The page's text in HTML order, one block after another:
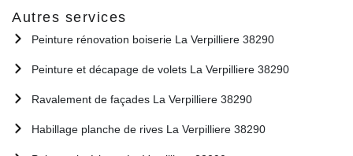
Autres services
Peinture rénovation boiserie La Verpilliere 38290
Peinture et décapage de volets La Verpilliere 38290
Ravalement de façades La Verpilliere 38290
Habillage planche de rives La Verpilliere 38290